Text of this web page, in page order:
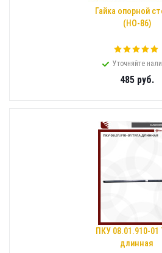
Гайка опорной
(НО-86)
Уточняйте
485руб.
ПКУ 08.01.910-01
длинная